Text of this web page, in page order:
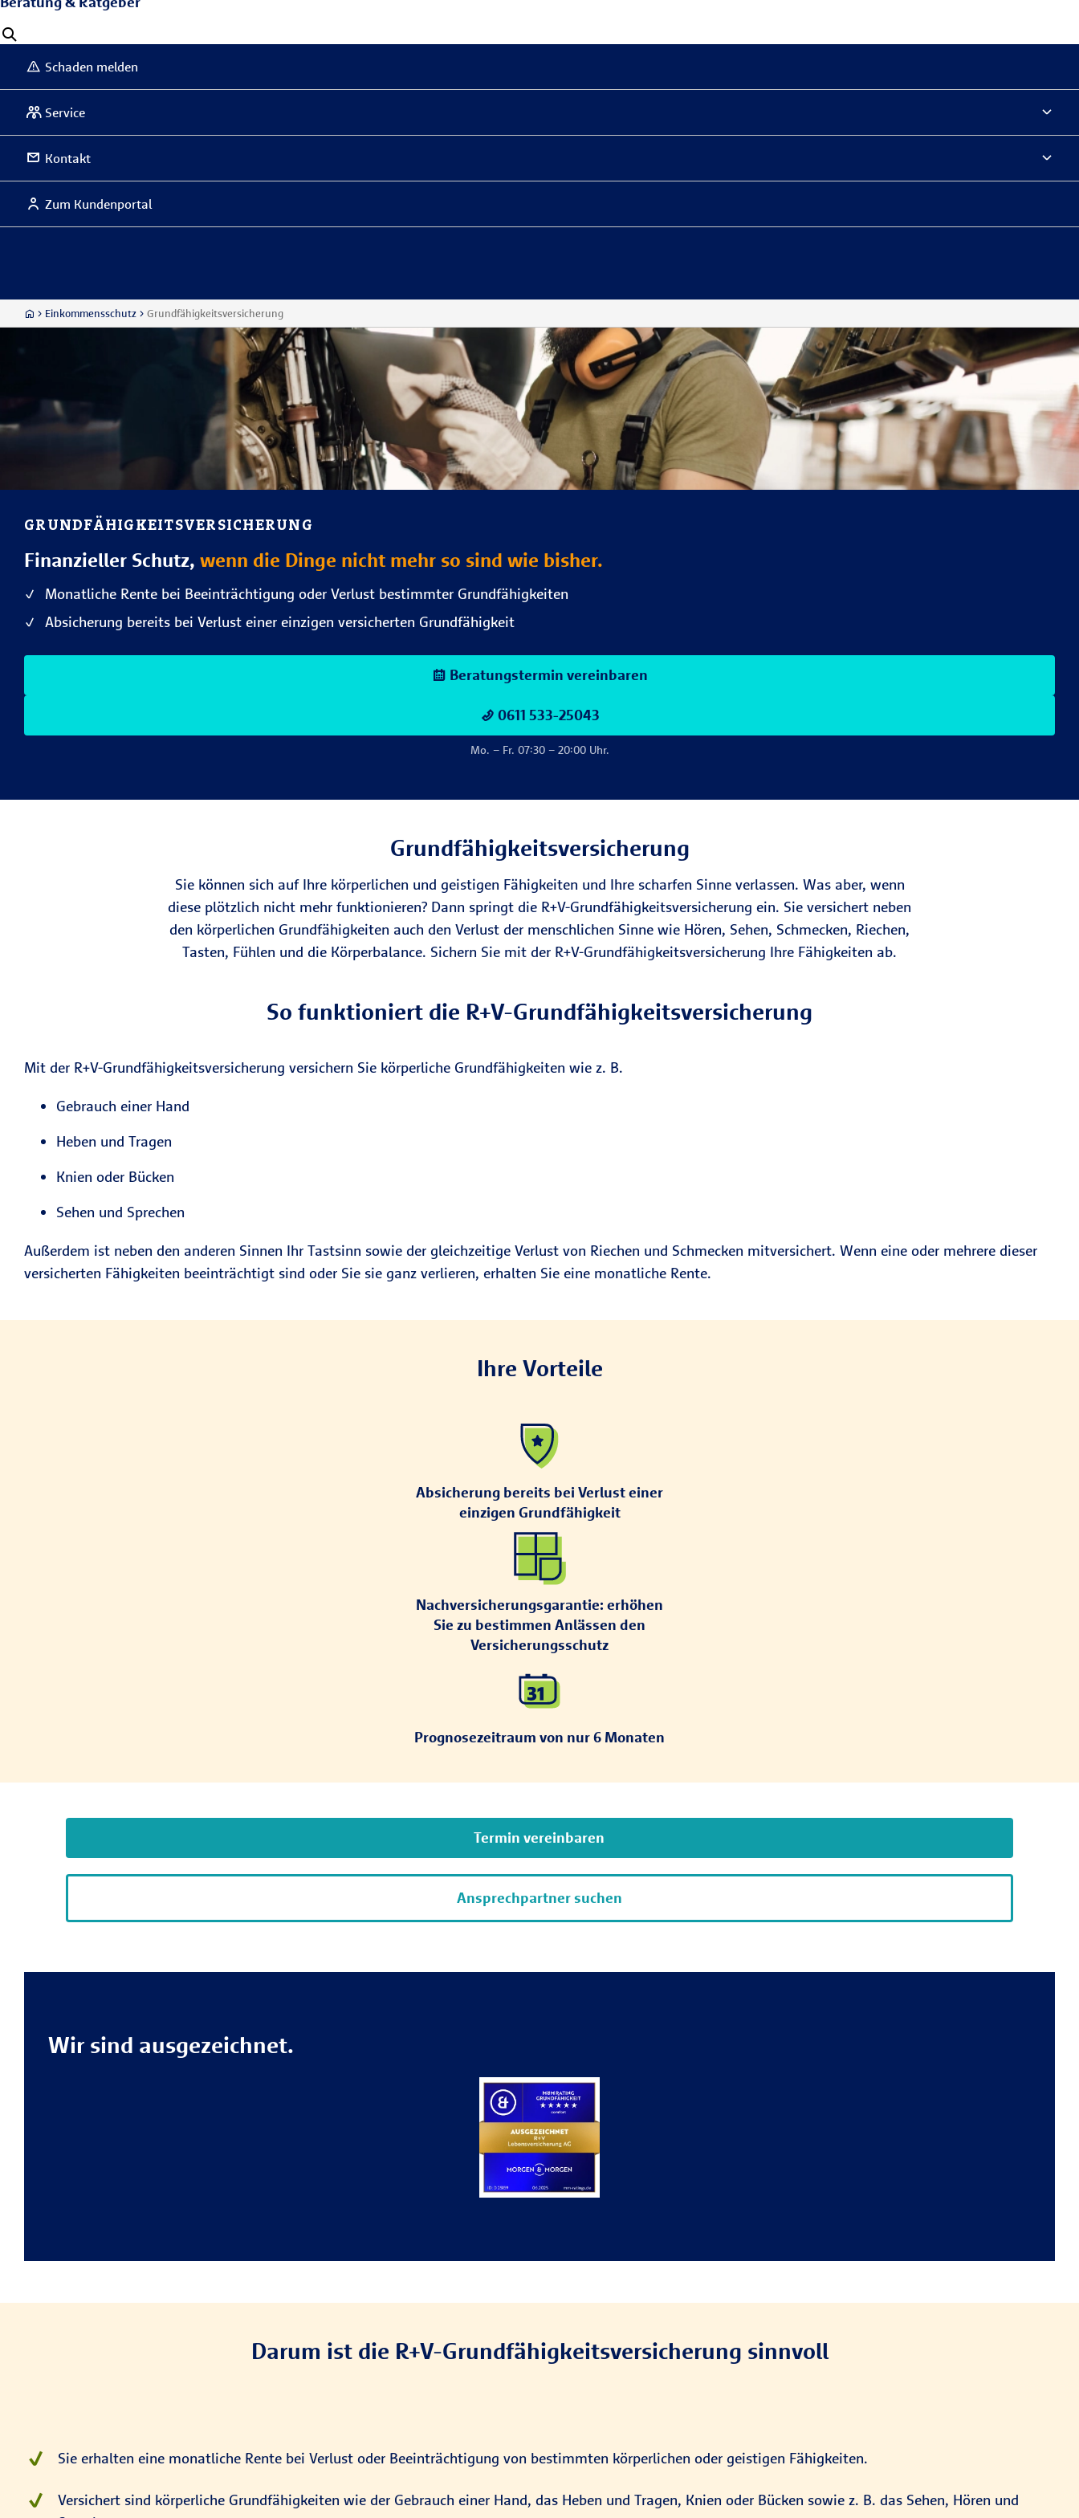
Schaden melden
Service
Kontakt
Zum Kundenportal
Einkommensschutz Grundfähigkeitsversicherung
GRUNDFÄHIGKEITSVERSICHERUNG
Finanzieller Schutz, wenn die Dinge nicht mehr so sind wie bisher.
Monatliche Rente bei Beeinträchtigung oder Verlust bestimmter Grundfähigkeiten
Absicherung bereits bei Verlust einer einzigen versicherten Grundfähigkeit
Beratungstermin vereinbaren
0611 533-25043
Mo. – Fr. 07:30 – 20:00 Uhr.
Grundfähigkeitsversicherung
Sie können sich auf Ihre körperlichen und geistigen Fähigkeiten und Ihre scharfen Sinne verlassen. Was aber, wenn
diese plötzlich nicht mehr funktionieren? Dann springt die R+V-Grundfähigkeitsversicherung ein. Sie versichert neben
den körperlichen Grundfähigkeiten auch den Verlust der menschlichen Sinne wie Hören, Sehen, Schmecken, Riechen,
Tasten, Fühlen und die Körperbalance. Sichern Sie mit der R+V-Grundfähigkeitsversicherung Ihre Fähigkeiten ab.
So funktioniert die R+V-Grundfähigkeitsversicherung
Mit der R+V-Grundfähigkeitsversicherung versichern Sie körperliche Grundfähigkeiten wie z. B.
Gebrauch einer Hand
Heben und Tragen
Knien oder Bücken
Sehen und Sprechen
Außerdem ist neben den anderen Sinnen Ihr Tastsinn sowie der gleichzeitige Verlust von Riechen und Schmecken mitversichert. Wenn eine oder mehrere dieser
versicherten Fähigkeiten beeinträchtigt sind oder Sie sie ganz verlieren, erhalten Sie eine monatliche Rente.
Ihre Vorteile
Absicherung bereits bei Verlust einer
einzigen Grundfähigkeit
Nachversicherungsgarantie: erhöhen
Sie zu bestimmen Anlässen den
Versicherungsschutz
Prognosezeitraum von nur 6 Monaten
Termin vereinbaren
Ansprechpartner suchen
Wir sind ausgezeichnet.
Darum ist die R+V-Grundfähigkeitsversicherung sinnvoll
Sie erhalten eine monatliche Rente bei Verlust oder Beeinträchtigung von bestimmten körperlichen oder geistigen Fähigkeiten.
Versichert sind körperliche Grundfähigkeiten wie der Gebrauch einer Hand, das Heben und Tragen, Knien oder Bücken sowie z. B. das Sehen, Hören und